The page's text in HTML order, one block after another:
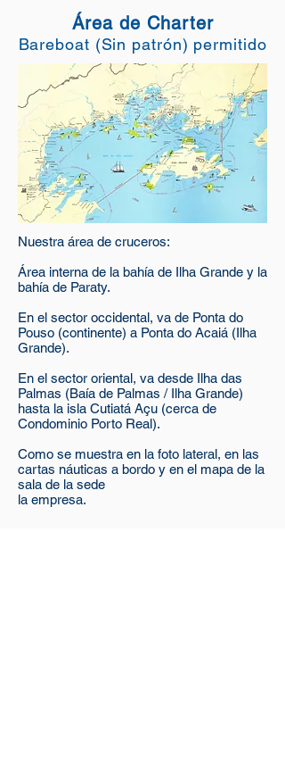
Área de Charter
Bareboat (Sin patrón) permitido
Nuestra área de cruceros:
Área interna de la bahía de Ilha Grande y la
bahía de Paraty.
En el sector occidental, va de Ponta do
Pouso (continente) a Ponta do Acaiá (Ilha
Grande).
En el sector oriental, va desde Ilha das
Palmas (Baía de Palmas / Ilha Grande)
hasta la isla Cutiatá Açu (cerca de
Condominio Porto Real).
Como se muestra en la foto lateral, en las
cartas náuticas a bordo y en el mapa de la
sala de la sede
la empresa.